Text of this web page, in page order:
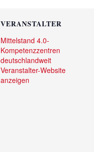
VERANSTALTER
Mittelstand 4.0-
Kompetenzzentren
deutschlandweit
Veranstalter-Website
anzeigen